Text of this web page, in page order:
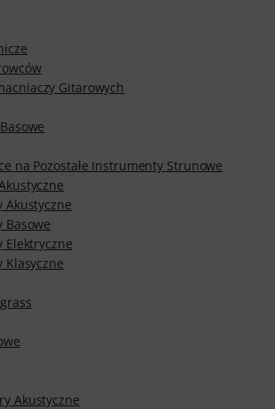
Gitarowych
na Pozostałe Instrumenty Strunowe
Akustyczne
Basowe
Elektryczne
Klasyczne
Akustyczne